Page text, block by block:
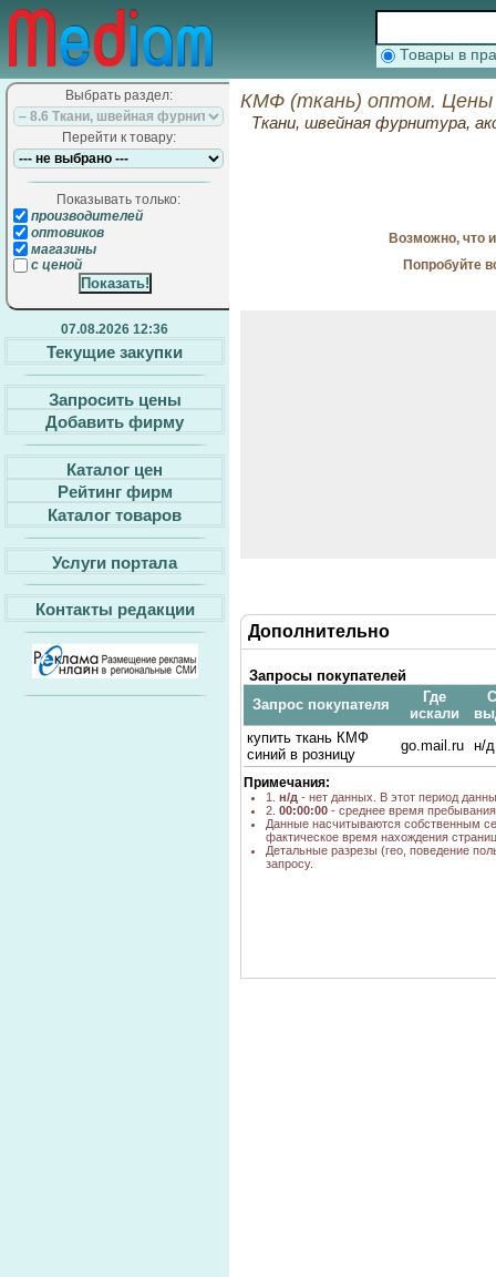
Товары в
Выбрать раздел:
Перейти к товару:
Показывать только:
производителей
оптовиков
магазины
с ценой
07.08.2026 12:36
Текущие закупки
Запросить цены
Добавить фирму
Каталог цен
Рейтинг фирм
Каталог товаров
Услуги портала
Контакты редакции
КМФ (ткань) оптом. Цены
Ткани, швейная фурнитура,
Возможно, что
Попробуйте
Дополнительно
Запросы покупателей
Запрос покупателя
Где
искали
купить ткань КМФ
синий в розницу
go.mail.ru н/д
Примечания:
1. н/д - нет данных. В этот период
2. 00:00:00 - среднее время
Данные насчитываются собственным
фактическое время нахождения
Детальные разрезы (гео, поведение
запросу.